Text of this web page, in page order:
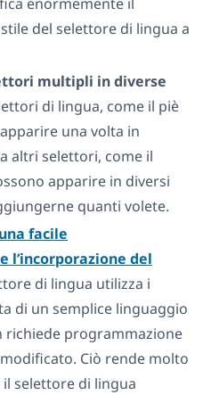
del selettore di lingua a
multipli in diverse
di lingua, come il piè
una volta in
altri selettori, come il
apparire in diversi
quanti volete.
facile
l’incorporazione del
di lingua utilizza i
di un semplice linguaggio
richiede programmazione
Ciò rende molto
selettore di lingua